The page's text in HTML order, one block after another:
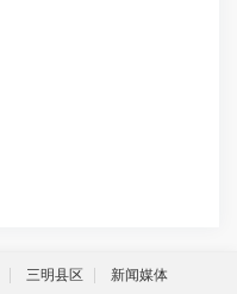
三明县区 新闻媒体